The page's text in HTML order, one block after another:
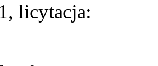
licytacja: